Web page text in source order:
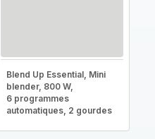
Blend Up Essential, Mini
blender, 800 W,
6 programmes
automatiques, 2 gourdes